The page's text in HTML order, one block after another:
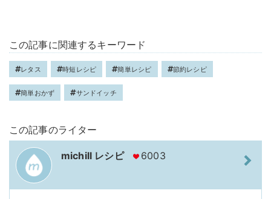
この記事に関連するキーワード
レタス 時短レシピ 簡単レシピ 節約レシピ
簡単おかず サンドイッチ
この記事のライター
michill レシピ 6003